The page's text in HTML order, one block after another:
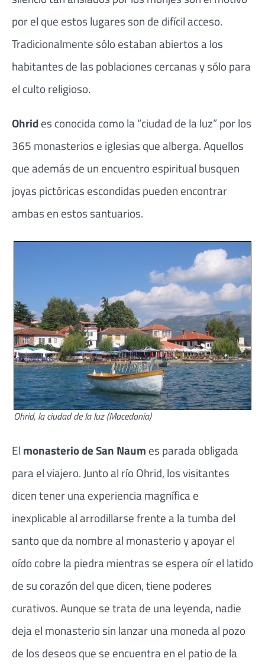
por el que estos lugares son de difícil acceso.
Tradicionalmente sólo estaban abiertos a los
habitantes de las poblaciones cercanas y sólo para
el culto religioso.
Ohrides conocida como la “ciudad de la luz” por los
365 monasterios e iglesias que alberga. Aquellos
que además de un encuentro espiritual busquen
joyas pictóricas escondidas pueden encontrar
ambas en estos santuarios.
Ohrid, la ciudad de la luz (Macedonia)
El monasterio de San Naum es parada obligada
para el viajero. Junto al río Ohrid, los visitantes
dicen tener una experiencia magnífica e
inexplicable al arrodillarse frente a la tumba del
santo que da nombre al monasterio y apoyar el
oído cobre la piedra mientras se espera oír el latido
de su corazón del que dicen, tiene poderes
curativos. Aunque se trata de una leyenda, nadie
deja el monasterio sin lanzar una moneda al pozo
de los deseos que se encuentra en el patio de la